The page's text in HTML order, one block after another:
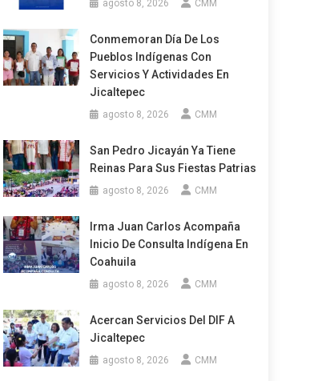
agosto 8, 2026 CMM
Conmemoran Día De Los
Pueblos Indígenas Con
Servicios Y Actividades En
Jicaltepec
agosto 8, 2026 CMM
San Pedro Jicayán Ya Tiene
Reinas Para Sus Fiestas Patrias
agosto 8, 2026 CMM
Irma Juan Carlos Acompaña
Inicio De Consulta Indígena En
Coahuila
agosto 8, 2026 CMM
Acercan Servicios Del DIF A
Jicaltepec
agosto 8, 2026 CMM